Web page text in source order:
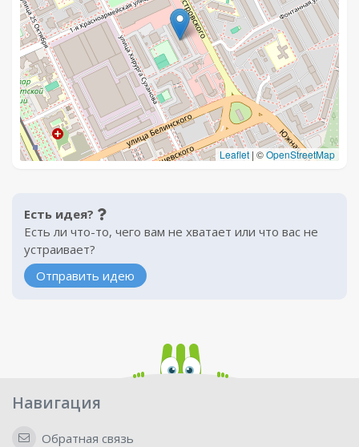
Leaflet | ©OpenStreetMap
Есть идея?
Есть ли что-то, чего вам не хватает или что вас не
устраивает?
Отправить идею
Навигация
Обратная связь